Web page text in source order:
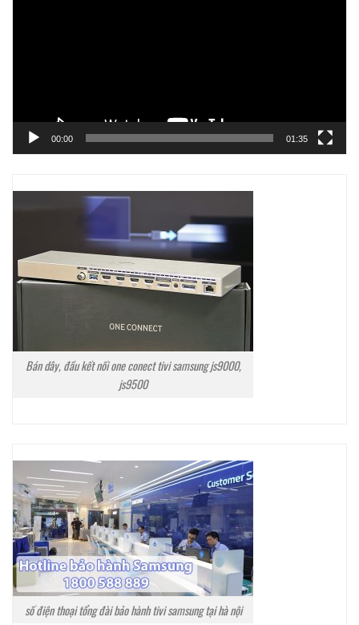
00:00 01:35
Bán dây, đầu kết nối one conect tivi samsung js9000,
js9500
số điện thoại tổng đài bảo hành tivi samsung tại hà nội